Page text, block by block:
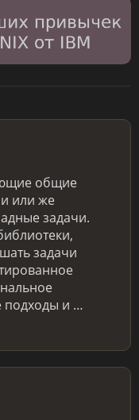
общие
или же
задачи.
задачи
подходы и …